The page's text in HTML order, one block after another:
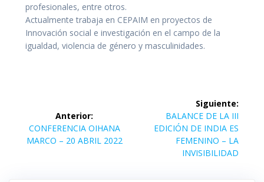
profesionales, entre otros.
Actualmente trabaja en CEPAIM en proyectos de
Innovación social e investigación en el campo de la
igualdad, violencia de género y masculinidades.
de
entradas
Anterior:
Entrada
anterior:
CONFERENCIA OIHANA
MARCO – 20 ABRIL 2022
Siguiente:
Siguiente
entrada:
BALANCE DE LA III
EDICIÓN DE INDIA ES
FEMENINO – LA
INVISIBILIDAD